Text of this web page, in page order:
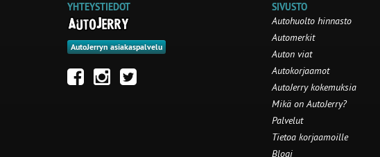
YHTEYSTIEDOT
AutoJerryn asiakaspalvelu
SIVUSTO
Autohuolto hinnasto
Automerkit
Auton viat
Autokorjaamot
AutoJerry kokemuksia
Mikä on AutoJerry?
Palvelut
Tietoa korjaamoille
Blogi